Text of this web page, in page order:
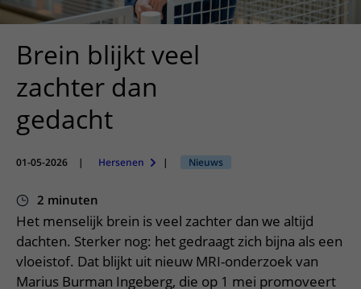
Onderzoeken en diagnostiek
Bloedprikken
Bezoektijden
Wijzigen patiëntgegevens
Mijn UMC Utrecht patiëntportaal
Faciliteiten en voorzieningen
Bezoekregels
Kwaliteit en veiligheid
Route naar het ziekenhuis
Parkeren
Wegwijs in het ziekenhuis
Contact met verpleegafdeling
Het Wilhelmina Kinderziekenhuis
Teleconsult aanvragen
Diagnostiek aanvragen
Zorgverlenersportaal
Research
Onderwijs
Werken bij het UMC Utrecht
Brein blijkt veel
zachter dan
gedacht
01-05-2026 | Hersenen | Nieuws
2 minuten
Het menselijk brein is veel zachter dan we altijd
dachten. Sterker nog: het gedraagt zich bijna als een
vloeistof. Dat blijkt uit nieuw MRI-onderzoek van
Marius Burman Ingeberg, die op 1 mei promoveert